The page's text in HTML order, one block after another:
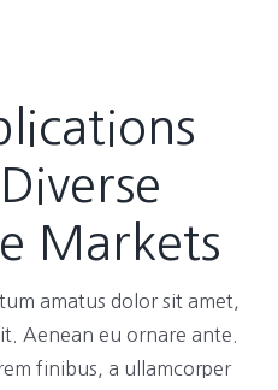
Markets
amatus dolor sit amet,
Aenean eu ornare ante.
finibus, a ullamcorper